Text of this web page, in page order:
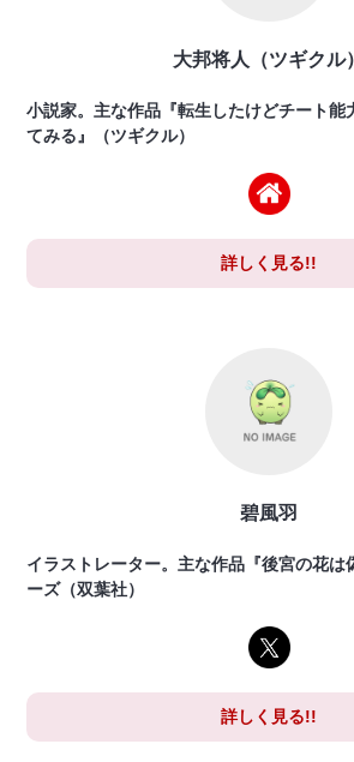
大邦将人（ツギクル）
小説家。主な作品『転生したけどチート能
てみる』（ツギクル）
詳しく見る!!
碧風羽
イラストレーター。主な作品『後宮の花は
ーズ（双葉社）
詳しく見る!!